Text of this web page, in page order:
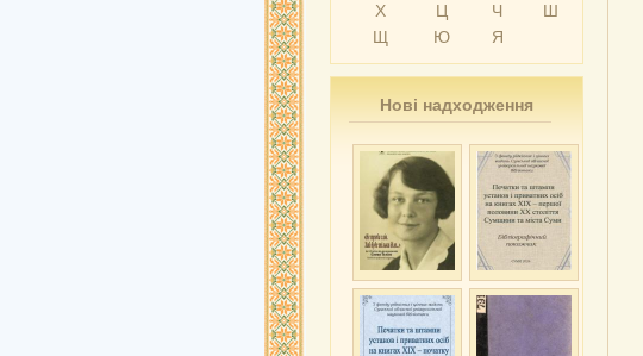
Х
Ц Ч
Ш
Щ
Ю Я
Нові надходження